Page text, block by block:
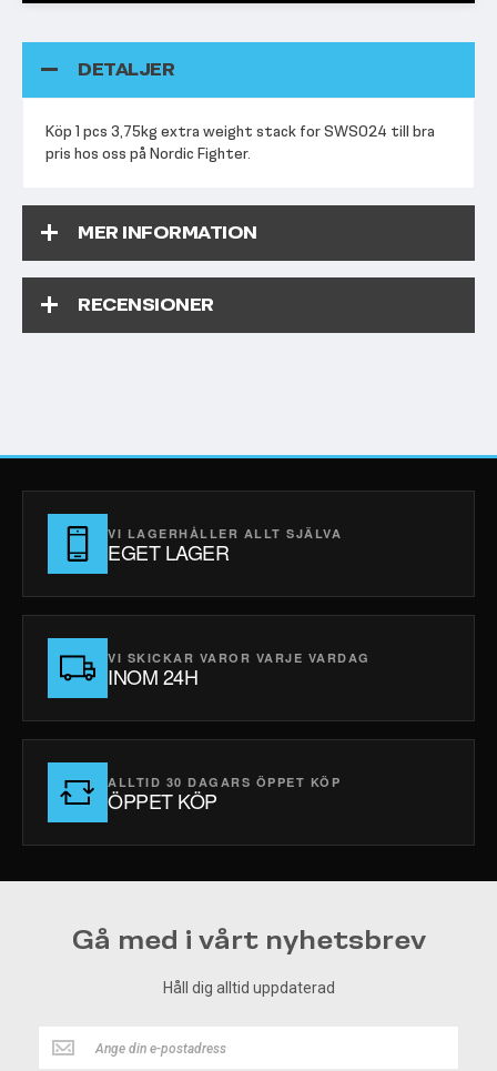
DETALJER
Köp 1 pcs 3,75kg extra weight stack for SWS024 till bra
pris hos oss på Nordic Fighter.
MER INFORMATION
RECENSIONER
VI LAGERHÅLLER ALLT SJÄLVA
EGET LAGER
VI SKICKAR VAROR VARJE VARDAG
INOM 24H
ALLTID 30 DAGARS ÖPPET KÖP
ÖPPET KÖP
Gå med i vårt nyhetsbrev
Håll dig alltid uppdaterad
Håll
dig